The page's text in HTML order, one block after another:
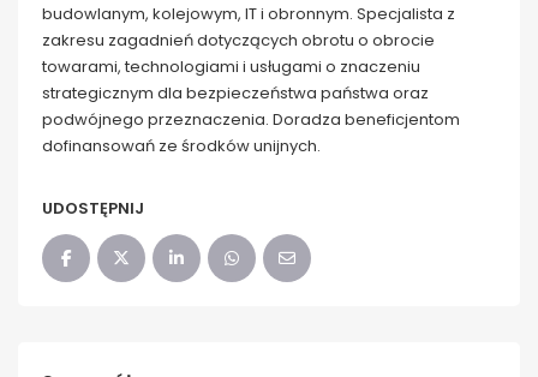
budowlanym, kolejowym, IT i obronnym. Specjalista z
zakresu zagadnień dotyczących obrotu o obrocie
towarami, technologiami i usługami o znaczeniu
strategicznym dla bezpieczeństwa państwa oraz
podwójnego przeznaczenia. Doradza beneficjentom
dofinansowań ze środków unijnych.
UDOSTĘPNIJ